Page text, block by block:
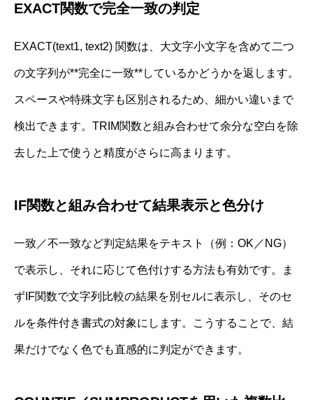
EXACT関数で完全一致の判定
EXACT(text1, text2) 関数は、大文字小文字を含めて二つ
の文字列が**完全に一致**しているかどうかを返します。
スペースや特殊文字も区別されるため、細かい違いまで
検出できます。TRIM関数と組み合わせて余分な空白を除
去した上で使うと精度がさらに高まります。
IF関数と組み合わせて結果表示と色分け
一致／不一致など判定結果をテキスト（例：OK／NG）
で表示し、それに応じて色付けする方法も有効です。ま
ずIF関数で文字列比較の結果を別セルに表示し、そのセ
ルを条件付き書式の対象にします。こうすることで、結
果だけでなく色でも直感的に判定ができます。